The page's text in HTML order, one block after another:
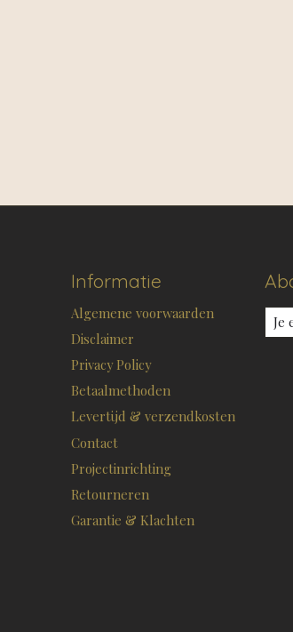
Informatie
Algemene voorwaarden
Disclaimer
Privacy Policy
Betaalmethoden
Levertijd & verzendkosten
Contact
Projectinrichting
Retourneren
Garantie & Klachten